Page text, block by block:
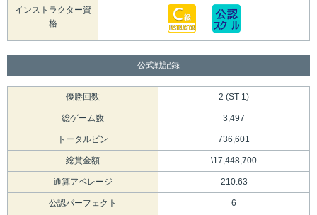
インストラクター資
格
公式戦記録
優勝回数 2 (ST 1)
総ゲーム数 3,497
トータルピン 736,601
総賞金額 \17,448,700
通算アベレージ 210.63
公認パーフェクト 6